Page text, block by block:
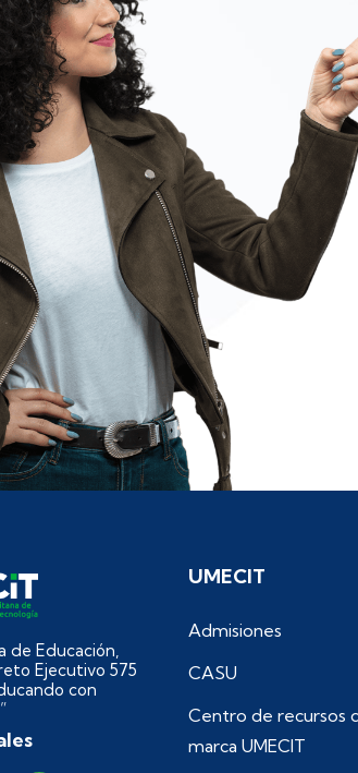
de Educación,
Ejecutivo 575
con
UMECIT
Admisiones
CASU
Centro de recursos
marca UMECIT